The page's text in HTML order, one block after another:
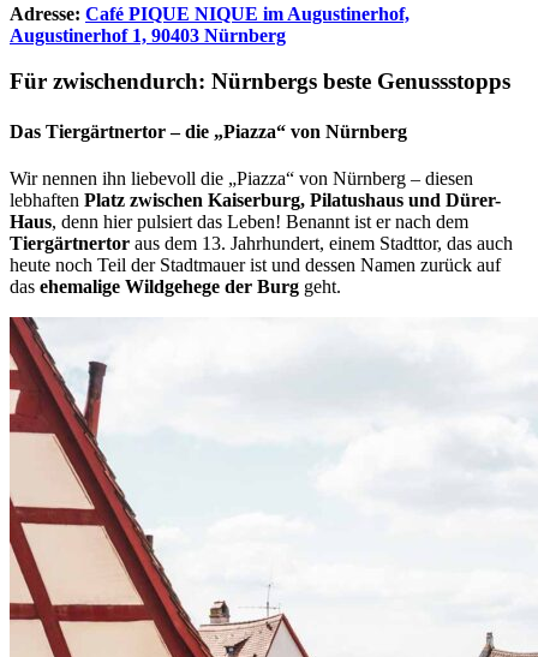
Adresse: Café PIQUE NIQUE im Augustinerhof,
Augustinerhof 1, 90403 Nürnberg
Für zwischendurch: Nürnbergs beste Genussstopps
Das Tiergärtnertor – die „Piazza“ von Nürnberg
Wir nennen ihn liebevoll die „Piazza“ von Nürnberg – diesen
lebhaften Platz zwischen Kaiserburg, Pilatushaus und Dürer-
Haus, denn hier pulsiert das Leben! Benannt ist er nach dem
Tiergärtnertor aus dem 13. Jahrhundert, einem Stadttor, das auch
heute noch Teil der Stadtmauer ist und dessen Namen zurück auf
das ehemalige Wildgehege der Burg geht.